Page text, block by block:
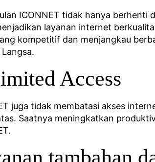
ICONNET tidak hanya
layanan internet
kompetitif dan menjangkau
Access
juga tidak membatasi akses
Saatnya meningkatkan